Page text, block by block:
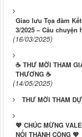
Giao lưu Tọa đàm
3/2025 – Câu chuyện
(16/03/2025)
☕ THƯ MỜI THAM
THƯƠNG ☕
(14/05/2025)
THƯ MỜI THAM
💖 CHÚC MỪNG
NỐI THÀNH CÔNG 💖